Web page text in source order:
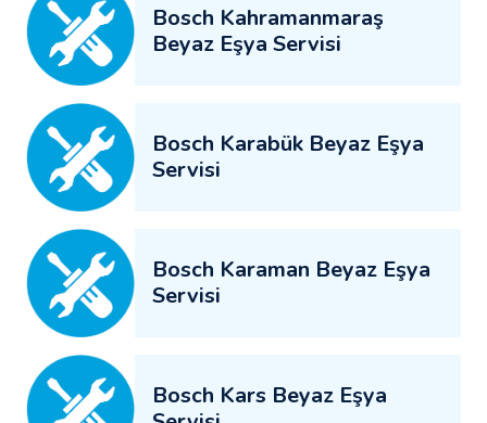
Bosch Kahramanmaraş
Beyaz Eşya Servisi
Bosch Karabük Beyaz Eşya
Servisi
Bosch Karaman Beyaz Eşya
Servisi
Bosch Kars Beyaz Eşya